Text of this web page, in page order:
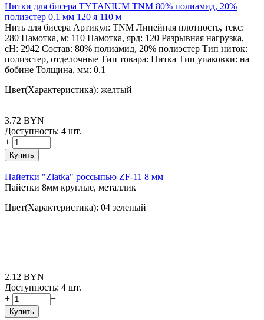
Нитки для бисера TYTANIUM TNM 80% полиамид, 20%
полиэстер 0.1 мм 120 я 110 м
Нить для бисера Артикул: TNM Линейная плотность, текс:
280 Намотка, м: 110 Намотка, ярд: 120 Разрывная нагрузка,
сН: 2942 Состав: 80% полиамид, 20% полиэстер Тип ниток:
полиэстер, отделочные Тип товара: Нитка Тип упаковки: на
бобине Толщина, мм: 0.1
Цвет(Характеристика): желтый
3.72 BYN
Доступность: 4 шт.
+
−
Купить
Пайетки "Zlatka" россыпью ZF-11 8 мм
Пайетки 8мм круглые, металлик
Цвет(Характеристика): 04 зеленый
2.12 BYN
Доступность: 4 шт.
+
−
Купить